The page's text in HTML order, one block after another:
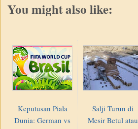
You might also like:
Keputusan Piala
Dunia: German vs
Salji Turun di
Mesir Betul atau